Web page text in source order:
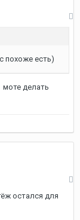
похоже есть)
делать
остался для